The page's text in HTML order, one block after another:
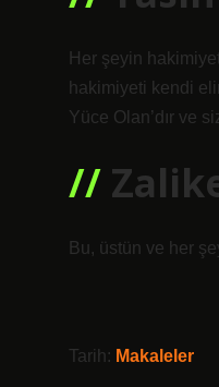
Her şeyin
hakimiyeti kendi
Yüce Olan’dır ve
Bu, üstün ve her
Tarih: Makaleler